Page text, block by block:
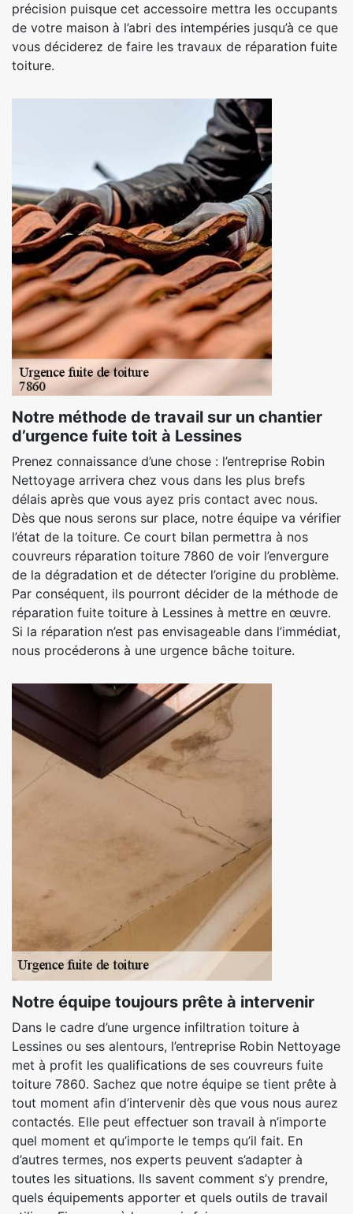
précision puisque cet accessoire mettra les occupants
de votre maison à l’abri des intempéries jusqu’à ce que
vous déciderez de faire les travaux de réparation fuite
toiture.
Notre méthode de travail sur un chantier
d’urgence fuite toit à Lessines
Prenez connaissance d’une chose : l’entreprise Robin
Nettoyage arrivera chez vous dans les plus brefs
délais après que vous ayez pris contact avec nous.
Dès que nous serons sur place, notre équipe va vérifier
l’état de la toiture. Ce court bilan permettra à nos
couvreurs réparation toiture 7860 de voir l’envergure
de la dégradation et de détecter l’origine du problème.
Par conséquent, ils pourront décider de la méthode de
réparation fuite toiture à Lessines à mettre en œuvre.
Si la réparation n’est pas envisageable dans l’immédiat,
nous procéderons à une urgence bâche toiture.
Notre équipe toujours prête à intervenir
Dans le cadre d’une urgence infiltration toiture à
Lessines ou ses alentours, l’entreprise Robin Nettoyage
met à profit les qualifications de ses couvreurs fuite
toiture 7860. Sachez que notre équipe se tient prête à
tout moment afin d’intervenir dès que vous nous aurez
contactés. Elle peut effectuer son travail à n’importe
quel moment et qu’importe le temps qu’il fait. En
d’autres termes, nos experts peuvent s’adapter à
toutes les situations. Ils savent comment s’y prendre,
quels équipements apporter et quels outils de travail